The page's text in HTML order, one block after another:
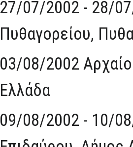
27/07/2002 - 28/
Πυθαγορείου,
03/08/2002
Ελλάδα
09/08/2002 - 10/